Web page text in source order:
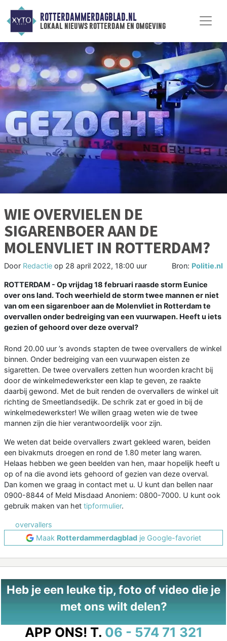
ROTTERDAMMERDAGBLAD.NL
lokaal nieuws rotterdam en omgeving
WIE OVERVIELEN DE
SIGARENBOER AAN DE
MOLENVLIET IN ROTTERDAM?
Door Redactie op 28 april 2022, 18:00 uur Bron: Politie.nl
ROTTERDAM - Op vrijdag 18 februari raasde storm Eunice
over ons land. Toch weerhield de storm twee mannen er niet
van om een sigarenboer aan de Molenvliet in Rotterdam te
overvallen onder bedreiging van een vuurwapen. Heeft u iets
gezien of gehoord over deze overval?
Rond 20.00 uur ’s avonds stapten de twee overvallers de winkel
binnen. Onder bedreiging van een vuurwapen eisten ze
sigaretten. De twee overvallers zetten hun woorden kracht bij
door de winkelmedewerkster een klap te geven, ze raakte
daarbij gewond. Met de buit renden de overvallers de winkel uit
richting de Smeetlandsedijk. De schrik zat er goed in bij de
winkelmedewerkster! We willen graag weten wie de twee
mannen zijn die hier verantwoordelijk voor zijn.
We weten dat beide overvallers zwart gekleed waren, beiden
een bivakmuts droegen en rond de 1.80 meter lang waren.
Helaas hebben we geen beelden van hen, maar hopelijk heeft u
op of na die avond iets gehoord of gezien van deze overval.
Dan komen we graag in contact met u. U kunt dan bellen naar
0900-8844 of Meld Misdaad Anoniem: 0800-7000. U kunt ook
gebruik maken van het tipformulier.
overvallers
Maak Rotterdammerdagblad je Google-favoriet
Heb je een leuke tip, foto of video die je
met ons wilt delen?
APP ONS! T. 06 - 574 71 321